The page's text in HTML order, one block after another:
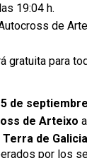
19:04 h.
de
gratuita para
de
de Arteixo
Terra de Galicia
por los